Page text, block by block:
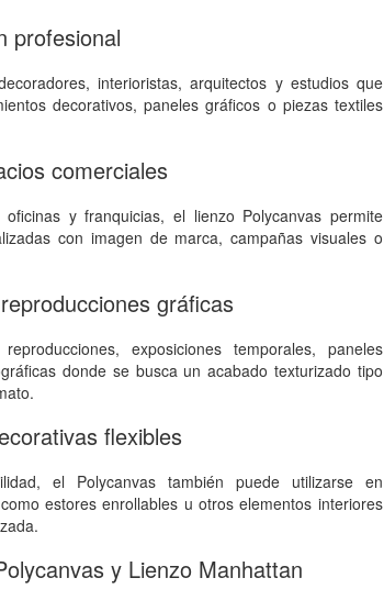
profesional
interioristas, arquitectos y estudios que
decorativos, paneles gráficos o piezas textiles
comerciales
y franquicias, el lienzo Polycanvas permite
con imagen de marca, campañas visuales o
gráficas
exposiciones temporales, paneles
donde se busca un acabado texturizado tipo
flexibles
el Polycanvas también puede utilizarse en
estores enrollables u otros elementos interiores
y Lienzo Manhattan